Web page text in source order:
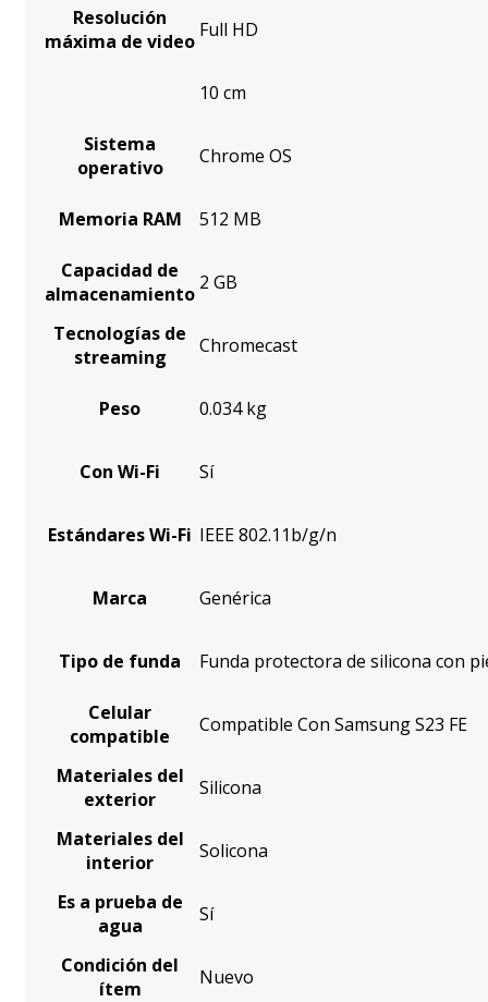
Resolución
máxima de video Full HD
10 cm
Sistema
operativo
Chrome OS
Memoria RAM 512 MB
Capacidad de
almacenamiento 2 GB
Tecnologías de
streaming
Chromecast
Peso 0.034 kg
Con Wi-Fi Sí
Estándares Wi-Fi IEEE 802.11b/g/n
Marca Genérica
Tipo de funda Funda protectora de silicona con
Celular
compatible
Compatible Con Samsung S23 FE
Materiales del
exterior
Silicona
Materiales del
interior
Solicona
Es a prueba de
agua
Sí
Condición del
ítem
Nuevo